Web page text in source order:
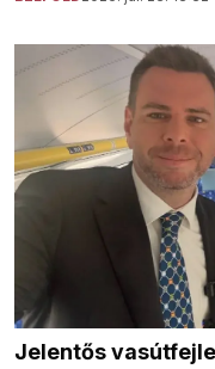
Jelentős